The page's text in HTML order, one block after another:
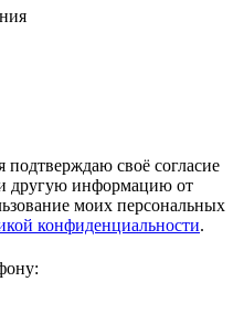
своё согласие
и другую информацию от
моих персональных
конфиденциальности.